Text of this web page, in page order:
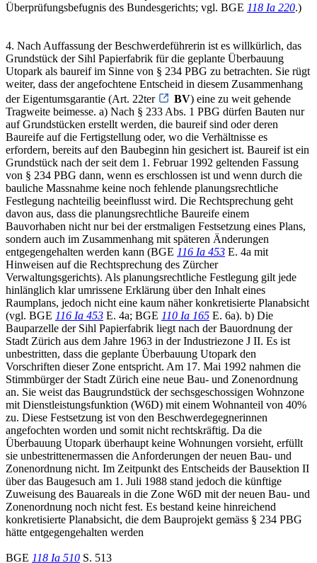
Überprüfungsbefugnis des Bundesgerichts; vgl. BGE 118 Ia 220.)
4. Nach Auffassung der Beschwerdeführerin ist es willkürlich, das
Grundstück der Sihl Papierfabrik für die geplante Überbauung
Utopark als baureif im Sinne von § 234 PBG zu betrachten. Sie rügt
weiter, dass der angefochtene Entscheid in diesem Zusammenhang
der Eigentumsgarantie (Art. 22ter
BV) eine zu weit gehende
Tragweite beimesse. a) Nach § 233 Abs. 1 PBG dürfen Bauten nur
auf Grundstücken erstellt werden, die baureif sind oder deren
Baureife auf die Fertigstellung oder, wo die Verhältnisse es
erfordern, bereits auf den Baubeginn hin gesichert ist. Baureif ist ein
Grundstück nach der seit dem 1. Februar 1992 geltenden Fassung
von § 234 PBG dann, wenn es erschlossen ist und wenn durch die
bauliche Massnahme keine noch fehlende planungsrechtliche
Festlegung nachteilig beeinflusst wird. Die Rechtsprechung geht
davon aus, dass die planungsrechtliche Baureife einem
Bauvorhaben nicht nur bei der erstmaligen Festsetzung eines Plans,
sondern auch im Zusammenhang mit späteren Änderungen
entgegengehalten werden kann (BGE 116 Ia 453 E. 4a mit
Hinweisen auf die Rechtsprechung des Zürcher
Verwaltungsgerichts). Als planungsrechtliche Festlegung gilt jede
hinlänglich klar umrissene Erklärung über den Inhalt eines
Raumplans, jedoch nicht eine kaum näher konkretisierte Planabsicht
(vgl. BGE 116 Ia 453 E. 4a; BGE 110 Ia 165 E. 6a). b) Die
Bauparzelle der Sihl Papierfabrik liegt nach der Bauordnung der
Stadt Zürich aus dem Jahre 1963 in der Industriezone J II. Es ist
unbestritten, dass die geplante Überbauung Utopark den
Vorschriften dieser Zone entspricht. Am 17. Mai 1992 nahmen die
Stimmbürger der Stadt Zürich eine neue Bau- und Zonenordnung
an. Sie weist das Baugrundstück der sechsgeschossigen Wohnzone
mit Dienstleistungsfunktion (W6D) mit einem Wohnanteil von 40%
zu. Diese Festsetzung ist von den Beschwerdegegnerinnen
angefochten worden und somit nicht rechtskräftig. Da die
Überbauung Utopark überhaupt keine Wohnungen vorsieht, erfüllt
sie unbestrittenermassen die Anforderungen der neuen Bau- und
Zonenordnung nicht. Im Zeitpunkt des Entscheids der Bausektion II
über das Baugesuch am 1. Juli 1988 stand jedoch die künftige
Zuweisung des Bauareals in die Zone W6D mit der neuen Bau- und
Zonenordnung noch nicht fest. Es bestand keine hinreichend
konkretisierte Planabsicht, die dem Bauprojekt gemäss § 234 PBG
hätte entgegengehalten werden
BGE 118 Ia 510 S. 513